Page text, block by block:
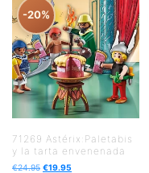
-20%
71269 Astérix:Paletabis
y la tarta envenenada
€24.95 €19.95